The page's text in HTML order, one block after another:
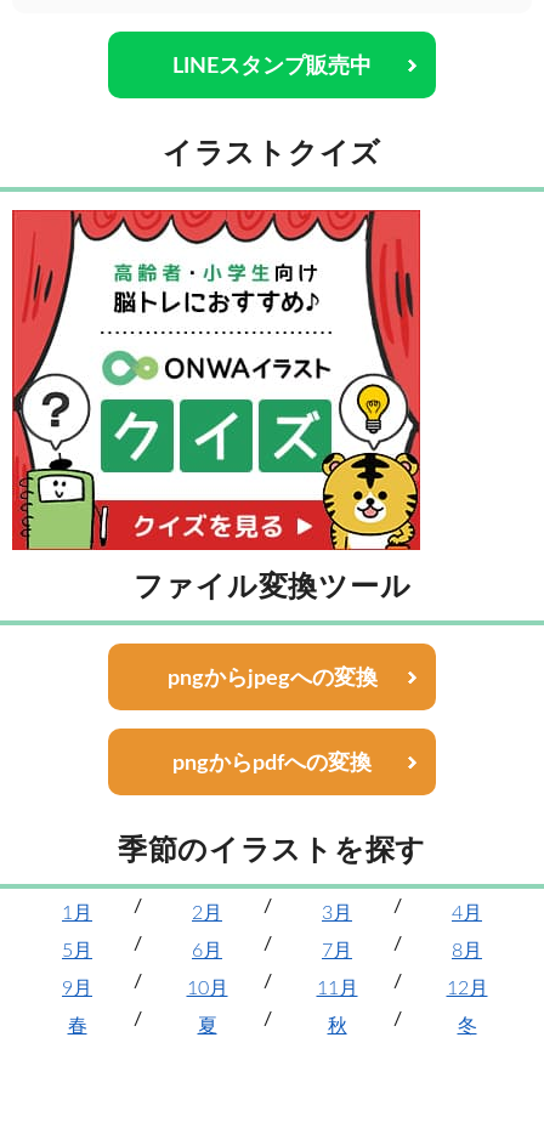
LINEスタンプ販売中
イラストクイズ
ファイル変換ツール
pngからjpegへの変換
pngからpdfへの変換
季節のイラストを探す
1月 2月 3月
4月
5月
6月 7月
8月
9月
10月 11月
12月
春
夏 秋 冬